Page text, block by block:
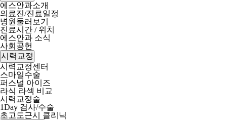
에스안과소개
의료진/진료일정
병원둘러보기
진료시간 / 위치
에스안과 소식
사회공헌
시력교정
시력교정센터
스마일수술
퍼스널 아이즈
라식 라섹 비교
시력교정술
1Day 검사/수술
초고도근시 클리닉